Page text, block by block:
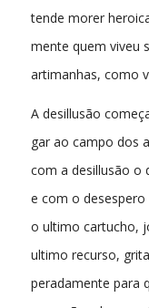
tende morer
mente quem viveu
artimanhas, como
A desillusão
gar ao campo dos
com a desillusão o
e com o desespero
o ultimo cartucho,
ultimo recurso,
peradamente para